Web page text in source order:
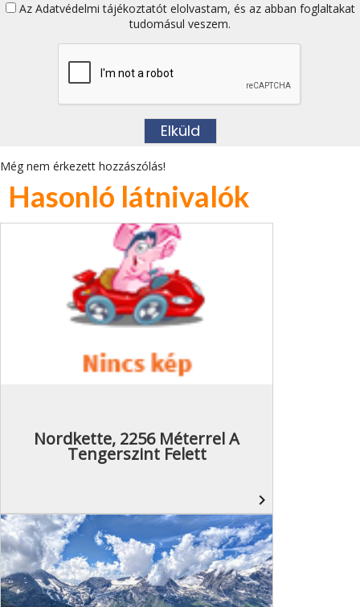
Az Adatvédelmi tájékoztatótelolvastam, és az abban foglaltakat
tudomásul veszem.
Még nem érkezett hozzászólás!
Hasonló látnivalók
Nordkette, 2256 Méterrel A
Tengerszint Felett
navigate_next